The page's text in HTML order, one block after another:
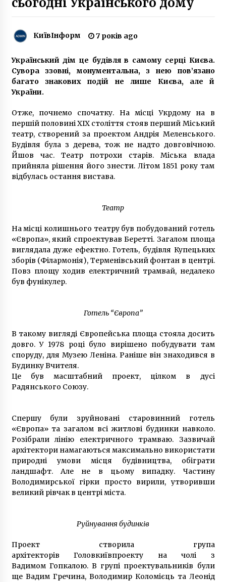
5 років ago
украинских актеров
У столиці люди зібралися вшанувати пам’ять
загиблих на Інституцькій героїв
У Києві місцеві мешканці протестують проти
забудови дніпровських берегів
7 років ago
У Оперного театра заработает фонтан
10 років ago
Як виглядав Дарницький вокзал сто років
2 роки ago
КиївІнформ 7 років ago
Український дім це будівля в самому серці Києва.
Сувора ззовні, монументальна, з нею пов’язано
багато знакових подій не лише Києва, але й
України.
Отже, почнемо спочатку. На місці Укрдому на в
першій половині XIX століття стояв перший Міський
театр, створений за проектом Андрія Меленського.
Будівля була з дерева, тож не надто довговічною.
Йшов час. Театр потрохи старів. Міська влада
прийняла рішення його знести. Літом 1851 року там
відбулась остання вистава.
Театр
На місці колишнього театру був побудований готель
«Європа», який спроектував Беретті. Загалом площа
виглядала дуже ефектно. Готель, будівля Купецьких
зборів (Філармонія), Терменівський фонтан в центрі.
Повз площу ходив електричний трамвай, недалеко
був фунікулер.
Готель “Європа”
В такому вигляді Європейська площа стояла досить
довго. У 1978 році було вирішено побудувати там
споруду, для Музею Леніна. Раніше він знаходився в
Будинку Вчителя.
Це був масштабний проект, цілком в дусі
Радянського Союзу.
Спершу були зруйновані старовинний готель
«Європа» та загалом всі житлові будинки навколо.
Розібрали лінію електричного трамваю. Зазвичай
архітектори намагаються максимально використати
природні умови місця будівництва, обіграти
ландшафт. Але не в цьому випадку. Частину
Володимирської гірки просто вирили, утворивши
великий рівчак в центрі міста.
Руйнування будинків
Проект створила група
архітекторів Головкиївпроекту на чолі з
Вадимом Гопкалою. В групі проектувальників були
ще Вадим Гречина, Володимир Коломієць та Леонід